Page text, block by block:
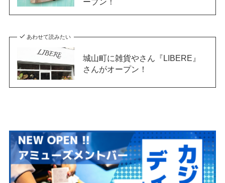
あわせて読みたい
城山町に雑貨やさん『LIBERE』
さんがオープン！